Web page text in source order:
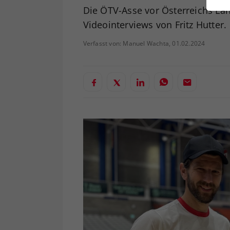
Die ÖTV-Asse vor Österreichs
Videointerviews von Fritz Hutter.
Verfasst von: Manuel Wachta, 01.02.2024